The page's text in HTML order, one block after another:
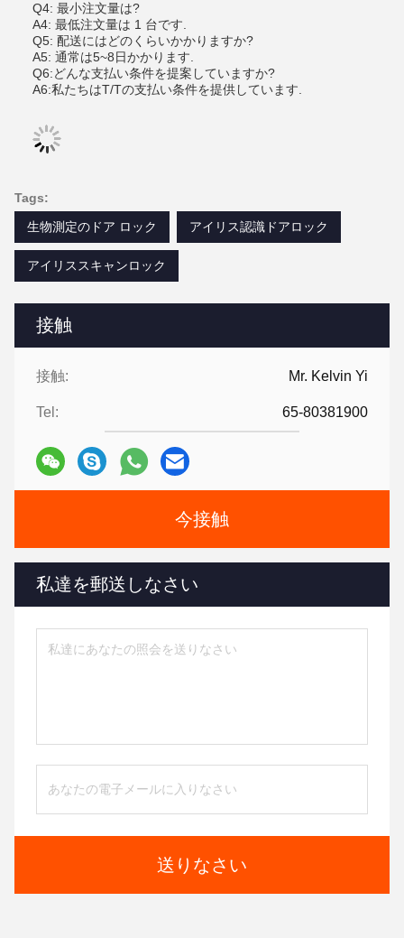
接触
接触: Mr. Kelvin Yi
Tel: 65-80381900
今接触
私達を郵送しなさい
送りなさい
Q4: 最小注文量は?
A4: 最低注文量は 1 台です.
Q5: 配送にはどのくらいかかりますか?
A5: 通常は5~8日かかります.
Q6:どんな支払い条件を提案していますか?
A6:私たちはT/Tの支払い条件を提供しています.
Tags:
生物測定のドア ロック
アイリス認識ドアロック
アイリススキャンロック